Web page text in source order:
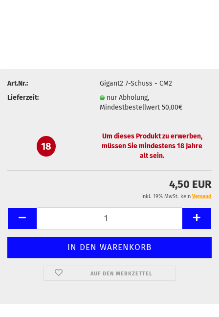
Art.Nr.:
Gigant2 7-Schuss - CM2
Lieferzeit:
nur Abholung,
Mindestbestellwert 50,00€
18
Um dieses Produkt zu erwerben,
müssen Sie mindestens 18 Jahre
alt sein.
4,50 EUR
inkl. 19% MwSt. kein Versand
AUF DEN MERKZETTEL